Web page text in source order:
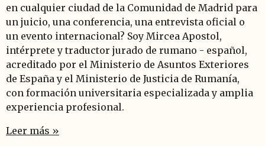
en cualquier ciudad de la Comunidad de Madrid para
un juicio, una conferencia, una entrevista oficial o
un evento internacional? Soy Mircea Apostol,
intérprete y traductor jurado de rumano - español,
acreditado por el Ministerio de Asuntos Exteriores
de España y el Ministerio de Justicia de Rumanía,
con formación universitaria especializada y amplia
experiencia profesional.
Leer más »